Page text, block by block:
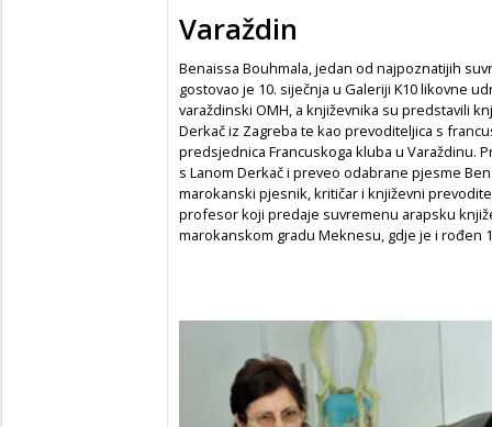
Varaždin
Benaissa Bouhmala, jedan od najpoznatijih
gostovao je 10. siječnja u Galeriji K10 likovne
varaždinski OMH, a književnika su predstavili
Derkač iz Zagreba te kao prevoditeljica s
predsjednica Francuskoga kluba u Varaždinu.
s Lanom Derkač i preveo odabrane pjesme
marokanski pjesnik, kritičar i književni
profesor koji predaje suvremenu arapsku
marokanskom gradu Meknesu, gdje je i rođen